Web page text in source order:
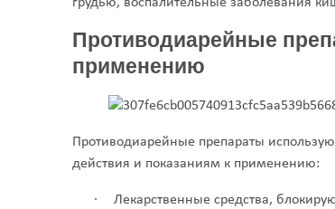
Противодиарейные
применению
Противодиарейные препараты
действия и показаниям к применению:
·
Лекарственные средства,